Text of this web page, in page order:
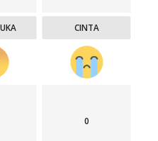
CINTA
0